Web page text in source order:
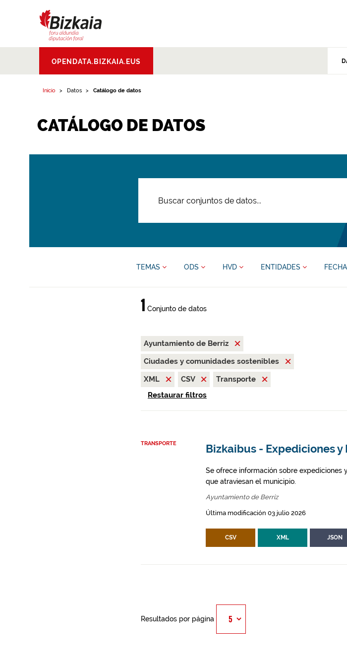
Aldundia.Diputacion
Foral de Bizkaia
OPENDATA.BIZKAIA.EUS
Inicio Datos Catálogo de datos
CATÁLOGO DE DATOS
TEMAS ODS HVD ENTIDADES FECHA
1 Conjunto de datos
Ayuntamiento de Berriz
Ciudades y comunidades sostenibles
XML
CSV
Transporte
Restaurar filtros
TRANSPORTE Bizkaibus - Expediciones
Se ofrece información sobre expediciones
que atraviesan el municipio.
Ayuntamiento de Berriz
Última modificación 03 julio 2026
CSV XML JSON
Resultados por página